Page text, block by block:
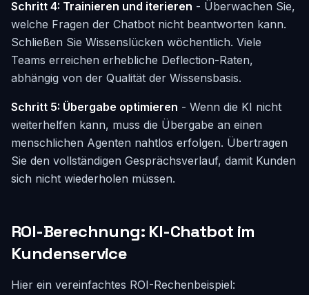
Schritt 4: Trainieren und iterieren - Überwachen Sie,
welche Fragen der Chatbot nicht beantworten kann.
Schließen Sie Wissenslücken wöchentlich. Viele
Teams erreichen erhebliche Deflection-Raten,
abhängig von der Qualität der Wissensbasis.
Schritt 5: Übergabe optimieren - Wenn die KI nicht
weiterhelfen kann, muss die Übergabe an einen
menschlichen Agenten nahtlos erfolgen. Übertragen
Sie den vollständigen Gesprächsverlauf, damit Kunden
sich nicht wiederholen müssen.
ROI-Berechnung: KI-Chatbot im
Kundenservice
Hier ein vereinfachtes ROI-Rechenbeispiel: